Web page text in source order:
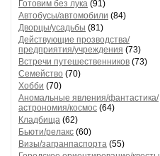
Готовим без лука (91)
Автобусы/автомобили (84)
Дворцы/усадьбы (81)
Действующие прозводства/
предприятия/учреждения (73)
Встречи путешественников (73)
Семейство (70)
Хобби (70)
Аномальные явления/фантастика/
астрономия/космос (64)
Кладбища (62)
Бьюти/релакс (60)
Визы/загранпаспорта (55)